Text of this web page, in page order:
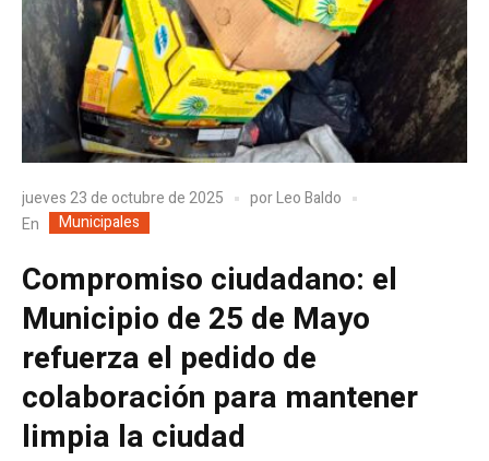
jueves 23 de octubre de 2025 porLeo Baldo
En
Municipales
Compromiso ciudadano: el
Municipio de 25 de Mayo
refuerza el pedido de
colaboración para mantener
limpia la ciudad